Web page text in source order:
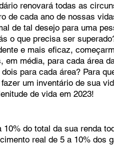
INCC ACORD
renovará todas as
de cada ano de nossas
de tal desejo para uma
o que precisa ser
e mais eficaz,
em média, para cada área
para cada área? Para
um inventário de sua
de vida em 2023!
10% do total da sua renda
real de 5 a 10% dos